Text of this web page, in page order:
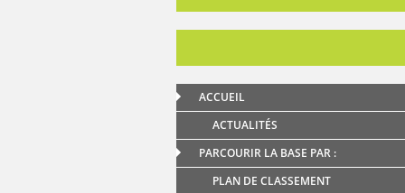
ACCUEIL
ACTUALITÉS
PARCOURIR LA BASE PAR :
PLAN DE CLASSEMENT